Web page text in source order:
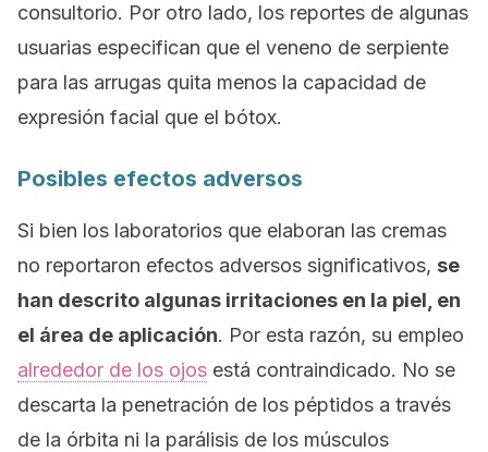
consultorio. Por otro lado, los reportes de algunas
usuarias especifican que el veneno de serpiente
para las arrugas quita menos la capacidad de
expresión facial que el bótox.
Posibles efectos adversos
Si bien los laboratorios que elaboran las cremas
no reportaron efectos adversos significativos, se
han descrito algunas irritaciones en la piel, en
el área de aplicación. Por esta razón, su empleo
alrededor de los ojos está contraindicado. No se
descarta la penetración de los péptidos a través
de la órbita ni la parálisis de los músculos